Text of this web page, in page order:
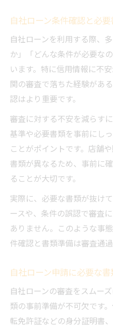
自社ローン条件確認と必
自社ローンを利用する際、
か」「どんな条件が必要な
います。特に信用情報に不
関の審査で落ちた経験があ
認はより重要です。
審査に対する不安を減らす
基準や必要書類を事前にし
ことがポイントです。店舗
書類が異なるため、事前に
ることが大切です。
実際に、必要な書類が抜け
ースや、条件の誤認で審査
ありません。このような事
件確認と書類準備は審査通
自社ローン申請に必要な
自社ローンの審査をスムー
類の事前準備が不可欠です
転免許証などの身分証明書